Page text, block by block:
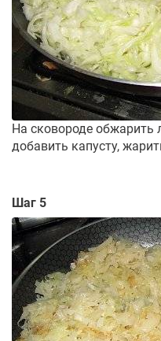
На сковороде обжарить
добавить капусту,
Шаг 5